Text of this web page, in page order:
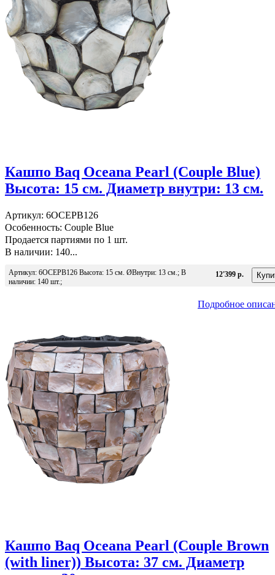
Кашпо Baq Oceana Pearl (Couple Blue)
Высота: 15 см. Диаметр внутри: 13 см.
Артикул: 6OCEPB126
Особенность: Couple Blue
Продается партиями по 1 шт.
В наличии: 140...
Артикул: 6OCEPB126 Высота: 15 см. ØВнутри: 13 см.; В
наличии: 140 шт.;
12'399 р.
Подробное
Кашпо Baq Oceana Pearl (Couple Brown
(with liner)) Высота: 37 см. Диаметр